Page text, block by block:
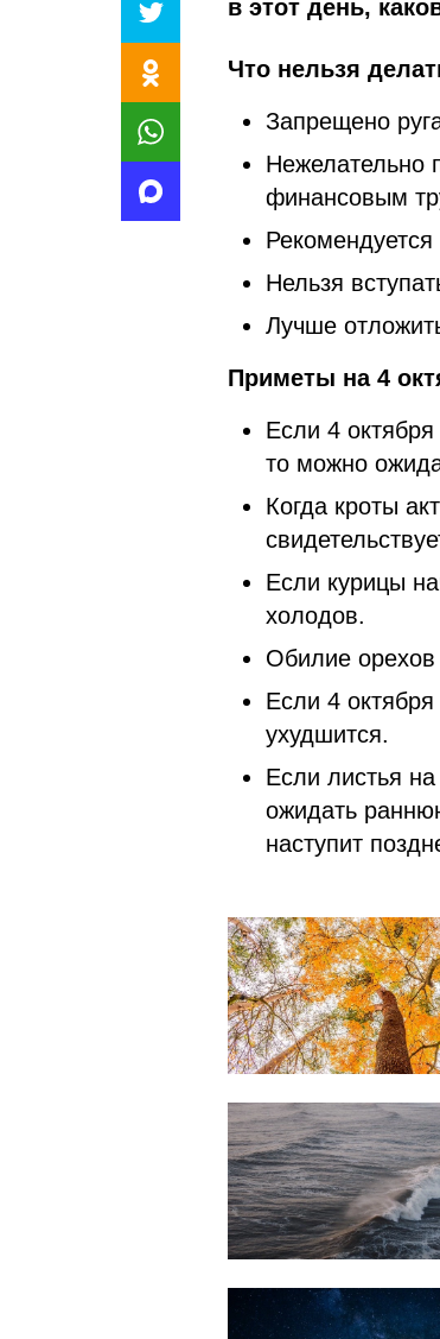
в этот день,
Что нельзя
Запрещено
Нежелательно
финансовым
Рекомендуется
Нельзя
Лучше
Приметы на 4
Если 4
то можно
Когда кроты
Если курицы
холодов.
Обилие орехов
Если 4
ухудшится.
Если листья
ожидать
наступит